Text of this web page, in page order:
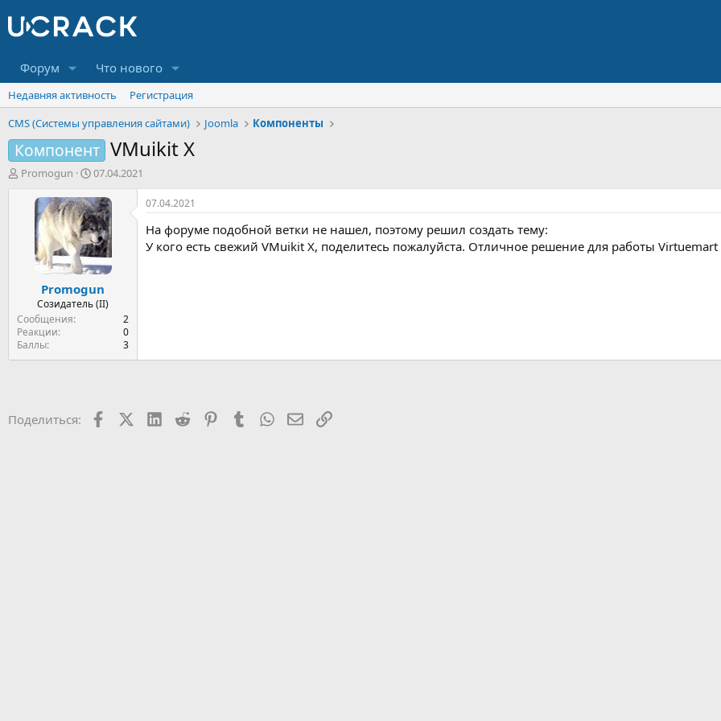
Форум Что нового
Недавняя активность
Регистрация
CMS (Системы управления сайтами)
Joomla Компоненты
Компонент VMuikit X
А
Promogun
Д
т
а
н
а
ч
а
л
а
07.04.2021
Promogun
Созидатель (II)
Сообщения
2
Реакции
0
Баллы
3
07.04.2021
На форуме подобной ветки не нашел, поэтому решил создать тему:
У кого есть свежий VMuikit X, поделитесь пожалуйста. Отличное решение для работы Virtuemart
Поделиться: FacebookX (Twitter)
LinkedIn
Reddit PinterestTumblr WhatsApp
Электронная почта
Ссылка